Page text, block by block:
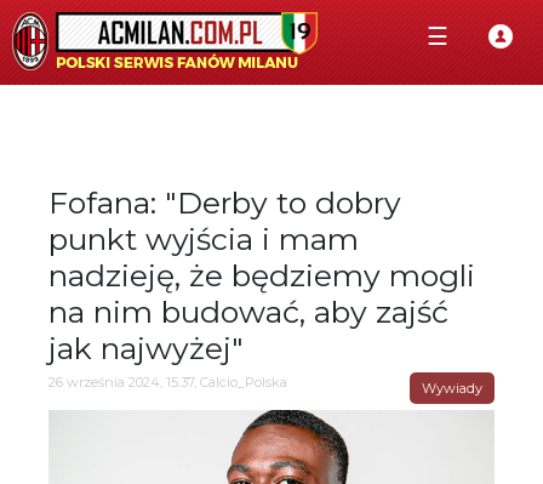
☰
Fofana: "Derby to dobry
punkt wyjścia i mam
nadzieję, że będziemy mogli
na nim budować, aby zajść
jak najwyżej"
26 września 2024, 15:37, Calcio_Polska Wywiady